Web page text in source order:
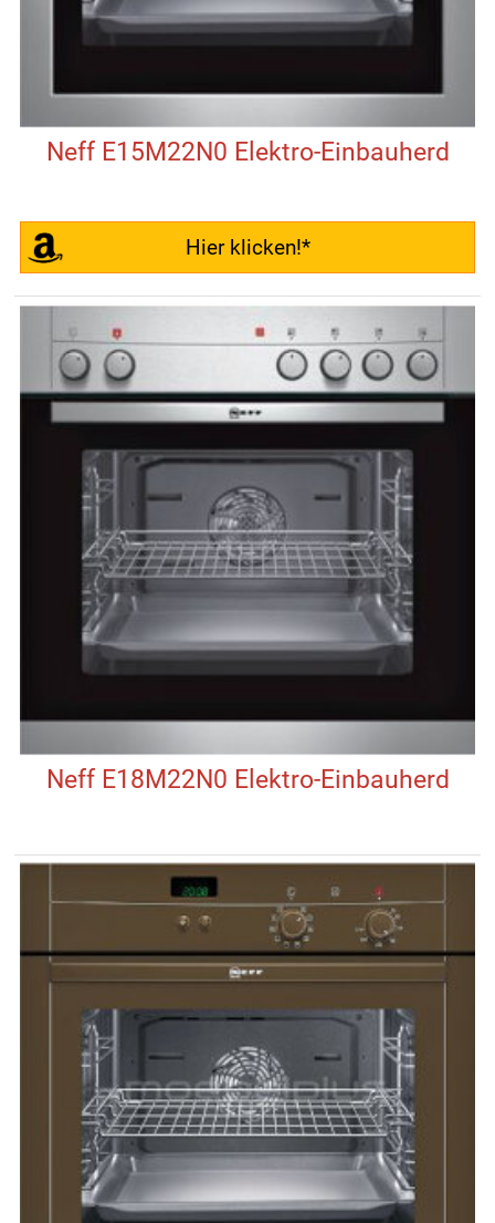
Neff E15M22N0 Elektro-Einbauherd
Hier klicken!*
Neff E18M22N0 Elektro-Einbauherd